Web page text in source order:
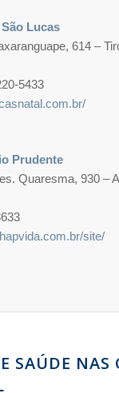
São Lucas
614 –
5433
Prudente
Quaresma, 930 –
site/
SAÚDE NAS